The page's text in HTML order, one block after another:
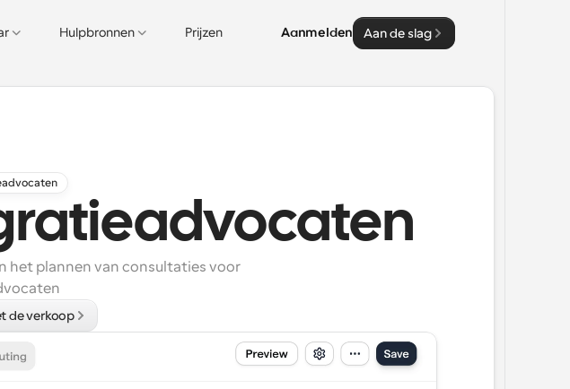
Hulpbronnen Prijzen Aanmelden Aan de slag
het plannen van consultaties voor
de verkoop